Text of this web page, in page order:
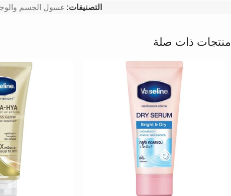
التصنيفات: غسول الجسم
منتجات ذات صلة